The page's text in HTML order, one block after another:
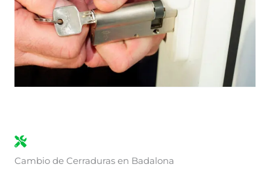
Cambio de Cerraduras en Badalona